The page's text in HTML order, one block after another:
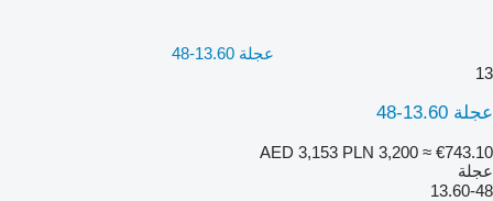
عجلة 13.60-48
13
عجلة 13.60-48
AED 3,153 PLN 3,200 ≈ €743.10
عجلة
13.60-48